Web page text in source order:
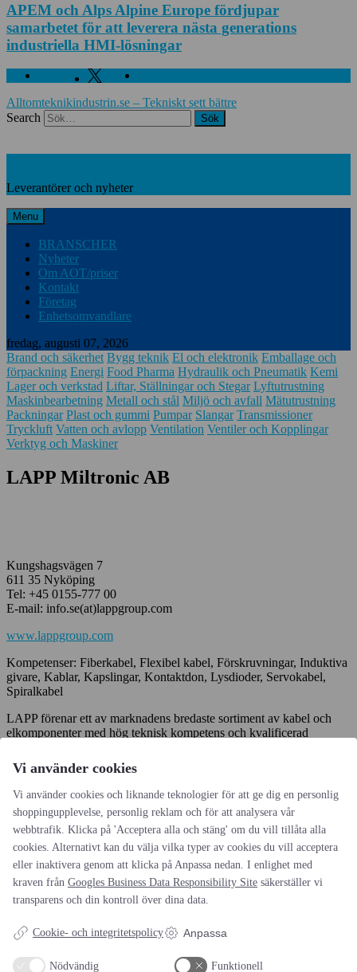
APEM och Alps Alpine Europe fördjupar
samarbetet för att leverera nästa generations
industriella HMI-lösningar
Facebook Twitter
Alltomteknikindustrin.se – Tekniskt sett bättre
Search
Leverantörer och nyheter
Menu
BRANSCHER
Nyheter
Om AOT/priser
Kontakt
Företag
Enhetsomvandlare
fredag, augusti 07, 2026
Brand och säkerhet Bygg teknik El och elektronik Emballage och
förpackning Energi Food Pharma Hydraulik och Pneumatik Kemi
Lager och verkstad Liftar, Ställningar och Stegar Lyftutrustning
Maskinbearbetning Metall och stål Miljö och avfall Mätutrustning
Packningar Plast och gummi Pumpar Slangar Transmissioner
Tryckluft Vatten och avlopp Ventilation Ventiler och Kopplingar
Verktyg och Maskiner
LAPP Miltronic AB
Kungshagsvägen 7
611 35 Nyköping
Tel: +45 0155-777 00
E-mail: info.se(at)lappgroup.com
www.lappgroup.com
Kompetenser: Fiberkabel, Flexibel kabel, Förskruvningar, Induktiva
givare, Kablar, Kapslingar, Kontaktdon, Lysdioder, Servokabel,
Spiralkabel
LAPP förenar ett av marknadens bredaste sortiment av kabel och
elkomponenter med hög teknisk kompetens och kvalificerad
Välkommen att kontakta oss!
Inläggsnavigering
Siemens Digital Industries Software
Priser
Vi använder cookies
Vi använder cookies och liknande teknologier för att ge dig en personlig
shoppingupplevelse, personlig reklam och för att analysera vår
webbtrafik. Klicka på 'Acceptera alla och stäng' om du vill tillåta alla
cookies. Alternativt kan du välja vilka typer av cookies du vill acceptera
eller inaktivera genom att klicka på Anpassa nedan. I enlighet med
kraven från Googles Business Data Responsibility Site säkerställer vi
transparens och din kontroll över dina data.
Cookie- och integritetspolicy Anpassa
Nödvändig
Funktionell